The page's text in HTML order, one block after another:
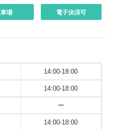
場 電子決済可
14:00-18:00
14:00-18:00
ー
14:00-18:00